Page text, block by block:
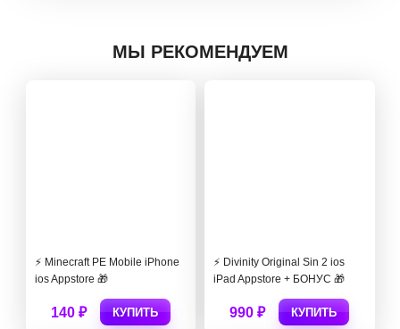
МЫ РЕКОМЕНДУЕМ
⚡️ Minecraft PE Mobile iPhone
ios Appstore 🎁
140 ₽ КУПИТЬ
⚡️ Divinity Original Sin 2 ios
iPad Appstore + БОНУС 🎁
990 ₽ КУПИТЬ